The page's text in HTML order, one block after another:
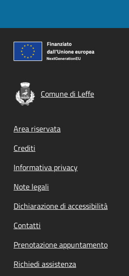
Comune di Leffe
Footer menu
Area riservata
Crediti
Informativa privacy
Note legali
Dichiarazione di accessibilità
Contatti
Prenotazione appuntamento
Richiedi assistenza